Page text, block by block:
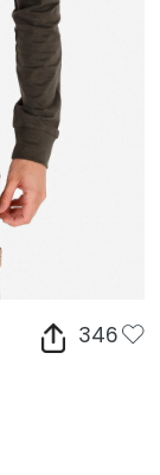
346